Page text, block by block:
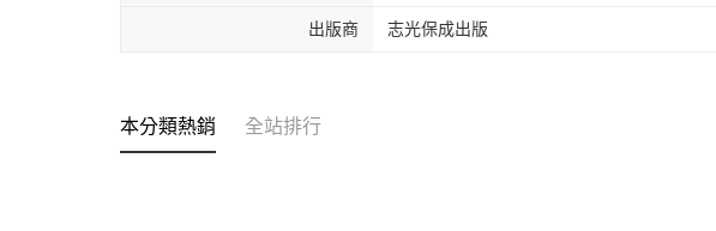
出版商 志光保成出版
本分類熱銷 全站排行